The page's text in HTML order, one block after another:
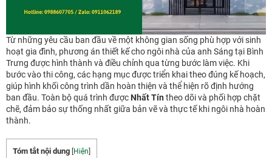
Từ những yêu cầu ban đầu về một không gian sống phù hợp với sinh
hoạt gia đình, phương án thiết kế cho ngôi nhà của anh Sáng tại Bình
Trưng được hình thành và điều chỉnh qua từng bước làm việc. Khi
bước vào thi công, các hạng mục được triển khai theo đúng kế hoạch,
giúp hình khối công trình dần hoàn thiện và thể hiện rõ định hướng
ban đầu. Toàn bộ quá trình được Nhất Tín theo dõi và phối hợp chặt
chẽ, đảm bảo sự thống nhất giữa bản vẽ và thực tế khi ngôi nhà hoàn
thành.
Tóm tắt nội dung Hiện